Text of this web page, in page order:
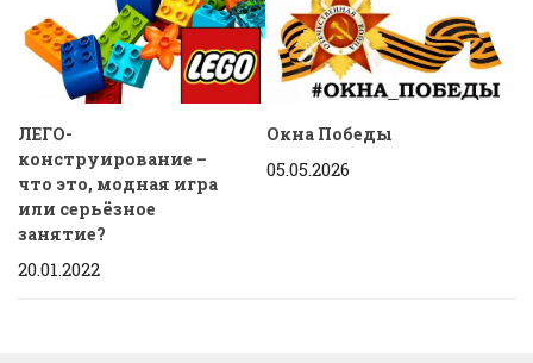
ЛЕГО-
конструирование –
что это, модная игра
или серьёзное
занятие?
20.01.2022
Окна Победы
05.05.2026